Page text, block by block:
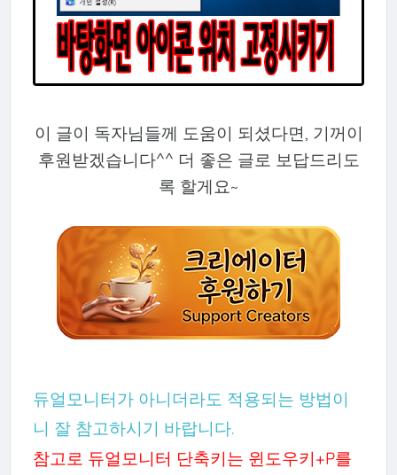
이 글이 독자님들께 도움이 되셨다면, 기꺼이
후원받겠습니다^^ 더 좋은 글로 보답드리도
록 할게요~
듀얼모니터가 아니더라도 적용되는 방법이
니 잘 참고하시기 바랍니다.
참고로 듀얼모니터 단축키는 윈도우키+P를